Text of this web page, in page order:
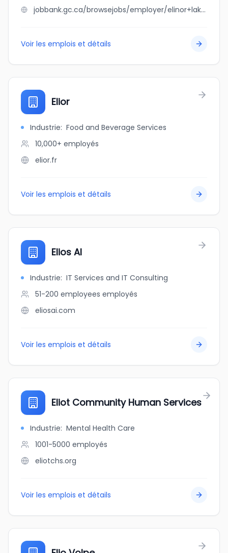
jobbank.gc.ca/browsejobs/employer/elinor+lake+resort/ca
Voir les emplois et détails
Elior
Industrie: Food and Beverage Services
10,000+ employés
elior.fr
Voir les emplois et détails
Elios AI
Industrie: IT Services and IT Consulting
51-200 employees employés
eliosai.com
Voir les emplois et détails
Eliot Community Human Services
Industrie: Mental Health Care
1001-5000 employés
eliotchs.org
Voir les emplois et détails